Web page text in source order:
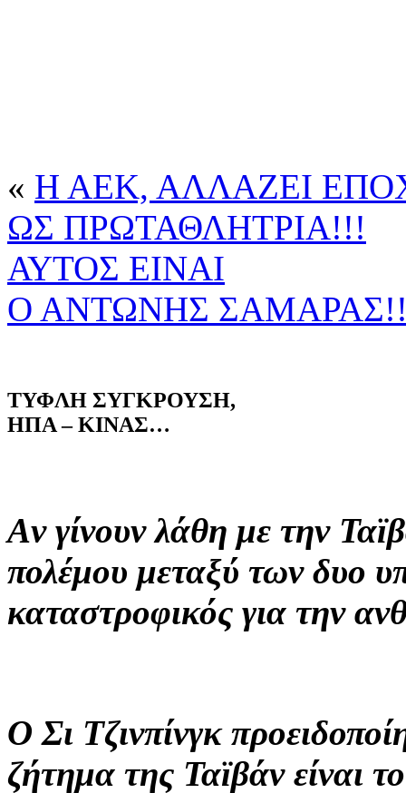
« Η ΑΕΚ, ΑΛΛΑΖΕΙ
ΩΣ ΠΡΩΤΑΘΛΗΤΡΙΑ!!!
ΑΥΤΟΣ ΕΙΝΑΙ
Ο ΑΝΤΩΝΗΣ
ΤΥΦΛΗ ΣΥΓΚΡΟΥΣΗ,
ΗΠΑ – ΚΙΝΑΣ…
Aν γίνουν λάθη με την
πολέμου μεταξύ των δυο
καταστροφικός για την
Ο Σι Τζινπίνγκ
ζήτημα της Ταϊβάν είναι